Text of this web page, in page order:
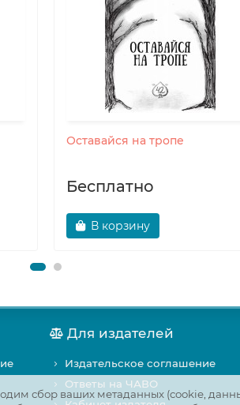
Оставайся на тропе
Бесплатно
В корзину
сбор ваших метаданных (cookie,
Для издателей
Издательское соглашение
Ответы на ЧАВО